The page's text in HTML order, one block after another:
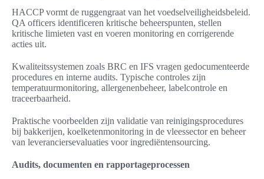
HACCP vormt de ruggengraat van het voedselveiligheidsbeleid.
QA officers identificeren kritische beheerspunten, stellen
kritische limieten vast en voeren monitoring en corrigerende
acties uit.
Kwaliteitssystemen zoals BRC en IFS vragen gedocumenteerde
procedures en interne audits. Typische controles zijn
temperatuurmonitoring, allergenenbeheer, labelcontrole en
traceerbaarheid.
Praktische voorbeelden zijn validatie van reinigingsprocedures
bij bakkerijen, koelketenmonitoring in de vleessector en beheer
van leveranciersevaluaties voor ingrediëntensourcing.
Audits, documenten en rapportageprocessen